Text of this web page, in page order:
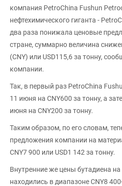
компания PetroChina Fushun
нефтехимического гиганта -
два раза понижала ценовые
стране, суммарно величина
(CNY) или USD115,6 за тонну,
компании.
Так, в первый раз PetroChina
11 июня на CNY600 за тонну, а
июня на CNY200 за тонну.
Таким образом, по его словам,
предложения компании на
CNY7 900 или USD1 142 за тонну.
Внутренние же цены бутадиена
находились в диапазоне CNY8